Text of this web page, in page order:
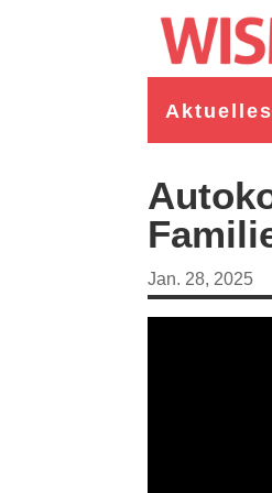
Aktuelles
Jan. 28, 2025